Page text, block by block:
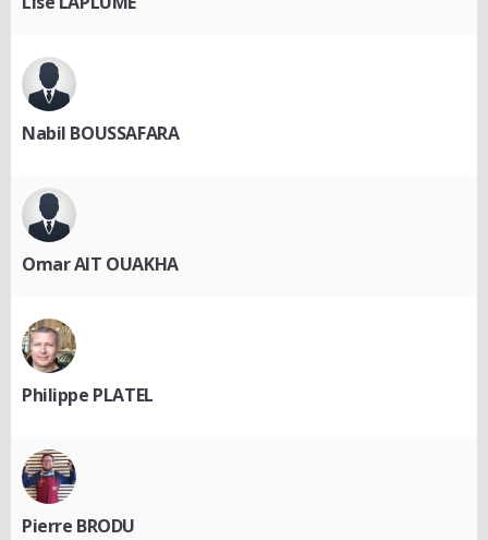
Nabil BOUSSAFARA
Omar AIT OUAKHA
Philippe PLATEL
Pierre BRODU